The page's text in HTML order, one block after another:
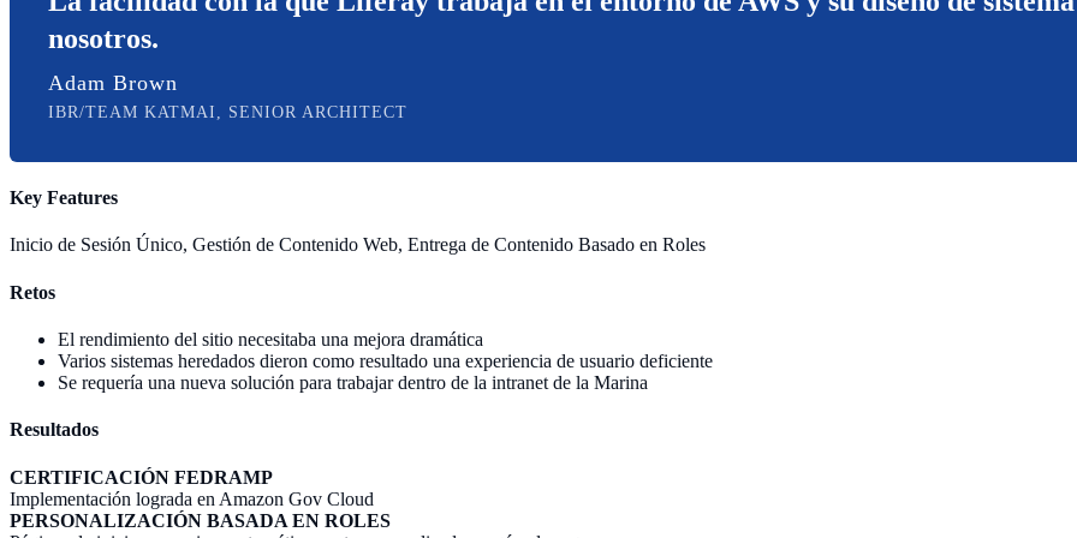
nosotros.
Adam Brown
IBR/TEAM KATMAI, SENIOR ARCHITECT
Key Features
Inicio de Sesión Único, Gestión de Contenido Web, Entrega de Contenido Basado en Roles
Retos
El rendimiento del sitio necesitaba una mejora dramática
Varios sistemas heredados dieron como resultado una experiencia de usuario deficiente
Se requería una nueva solución para trabajar dentro de la intranet de la Marina
Resultados
CERTIFICACIÓN FEDRAMP
Implementación lograda en Amazon Gov Cloud
PERSONALIZACIÓN BASADA EN ROLES